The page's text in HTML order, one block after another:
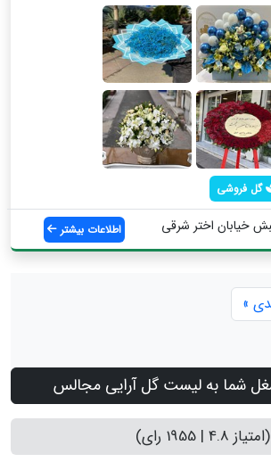
گل فروشی
اطلاعات بیشتر
»
شما به لیست گل آرایی مجالس
(امتیاز 4.8 | 1955 رای)